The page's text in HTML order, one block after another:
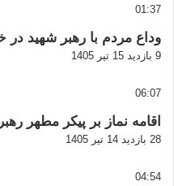
01:37
وداع مردم با رهبر شهید در
9 بازدید 15 تیر 1405
06:07
اقامه نماز بر پیکر مطهر
28 بازدید 14 تیر 1405
04:54